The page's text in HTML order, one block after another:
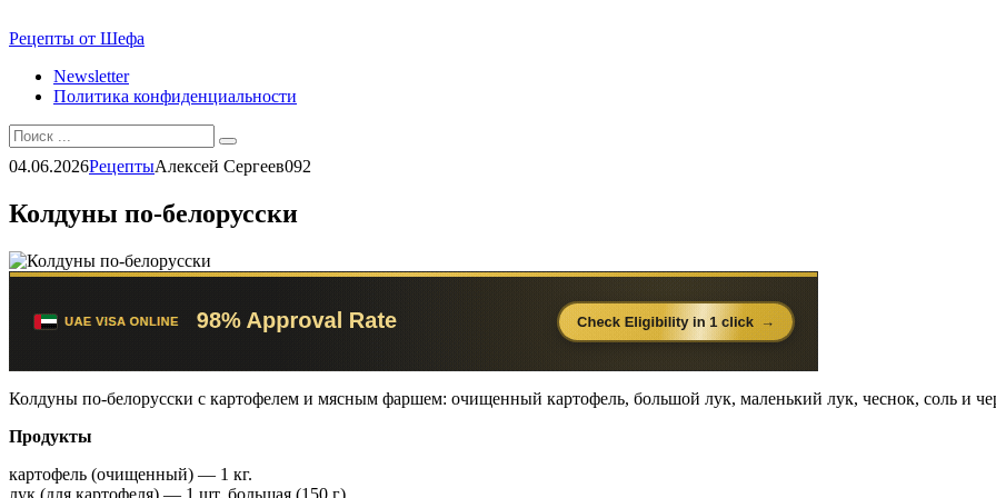
Перейти
контенту
Рецепты от Шефа
Newsletter
Политика конфиденциальности
Search
for:
04.06.2026РецептыАлексей Сергеев092
Колдуны по-белорусски
Колдуны по-белорусски с картофелем и мясным фаршем: очищенный картофель, большой лук, маленький лук, чеснок, соль и
Продукты
картофель (очищенный) — 1 кг.
лук (для картофеля) — 1 шт. большая (150 г)